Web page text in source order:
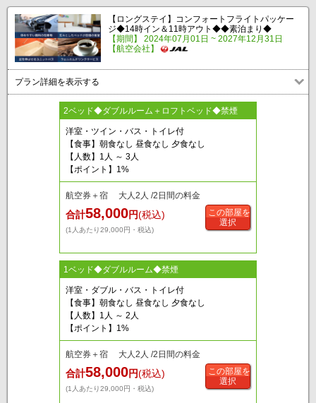
【ロングステイ】コンフォートフライトパッケー
ジ◆14時イン＆11時アウト◆◆素泊まり◆
【期間】 2024年07月01日 ~ 2027年12月31日
【航空会社】
プラン詳細を表示する
2ベッド◆ダブルルーム＋ロフトベッド◆禁煙
洋室・ツイン・バス・トイレ付
【食事】朝食なし 昼食なし 夕食なし
【人数】1人 ～ 3人
【ポイント】1%
航空券＋宿 大人2人 /2日間の料金
合計58,000円(税込)
(1人あたり29,000円・税込)
この部屋を
選択
1ベッド◆ダブルルーム◆禁煙
洋室・ダブル・バス・トイレ付
【食事】朝食なし 昼食なし 夕食なし
【人数】1人 ～ 2人
【ポイント】1%
航空券＋宿 大人2人 /2日間の料金
合計58,000円(税込)
(1人あたり29,000円・税込)
この部屋を
選択